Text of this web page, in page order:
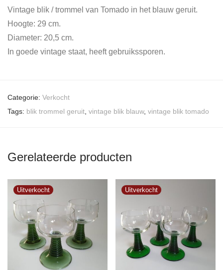
Vintage blik / trommel van Tomado in het blauw geruit.
Hoogte: 29 cm.
Diameter: 20,5 cm.
In goede vintage staat, heeft gebruikssporen.
Categorie: Verkocht
Tags: blik trommel geruit, vintage blik blauw, vintage blik tomado
Gerelateerde producten